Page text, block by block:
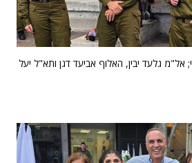
אל"מ גלעד יבין, האלוף אביעד דגן ותא"ל יעל